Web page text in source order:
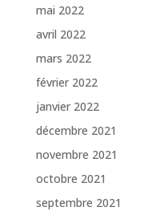
mai 2022
avril 2022
mars 2022
février 2022
janvier 2022
décembre 2021
novembre 2021
octobre 2021
septembre 2021